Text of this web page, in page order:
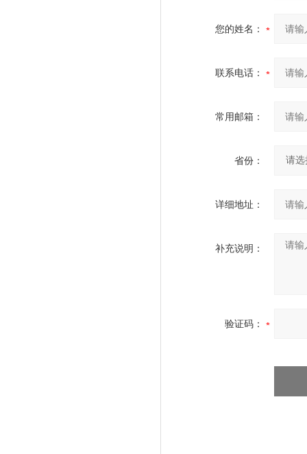
您的姓名：
联系电话：
常用邮箱：
省份：
详细地址：
补充说明：
验证码：